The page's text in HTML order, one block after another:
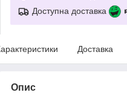
Доступна доставка
Доставка
Опис